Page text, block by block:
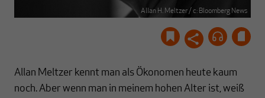
Allan H. Meltzer / c: Bloomberg News
Allan Meltzer kennt man als Ökonomen heute kaum
noch. Aber wenn man in meinem hohen Alter ist, weiß